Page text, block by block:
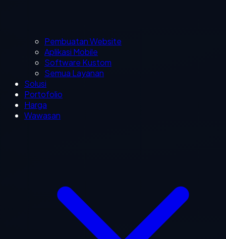
Pembuatan Website
Aplikasi Mobile
Software Kustom
Semua Layanan
Solusi
Portofolio
Harga
Wawasan